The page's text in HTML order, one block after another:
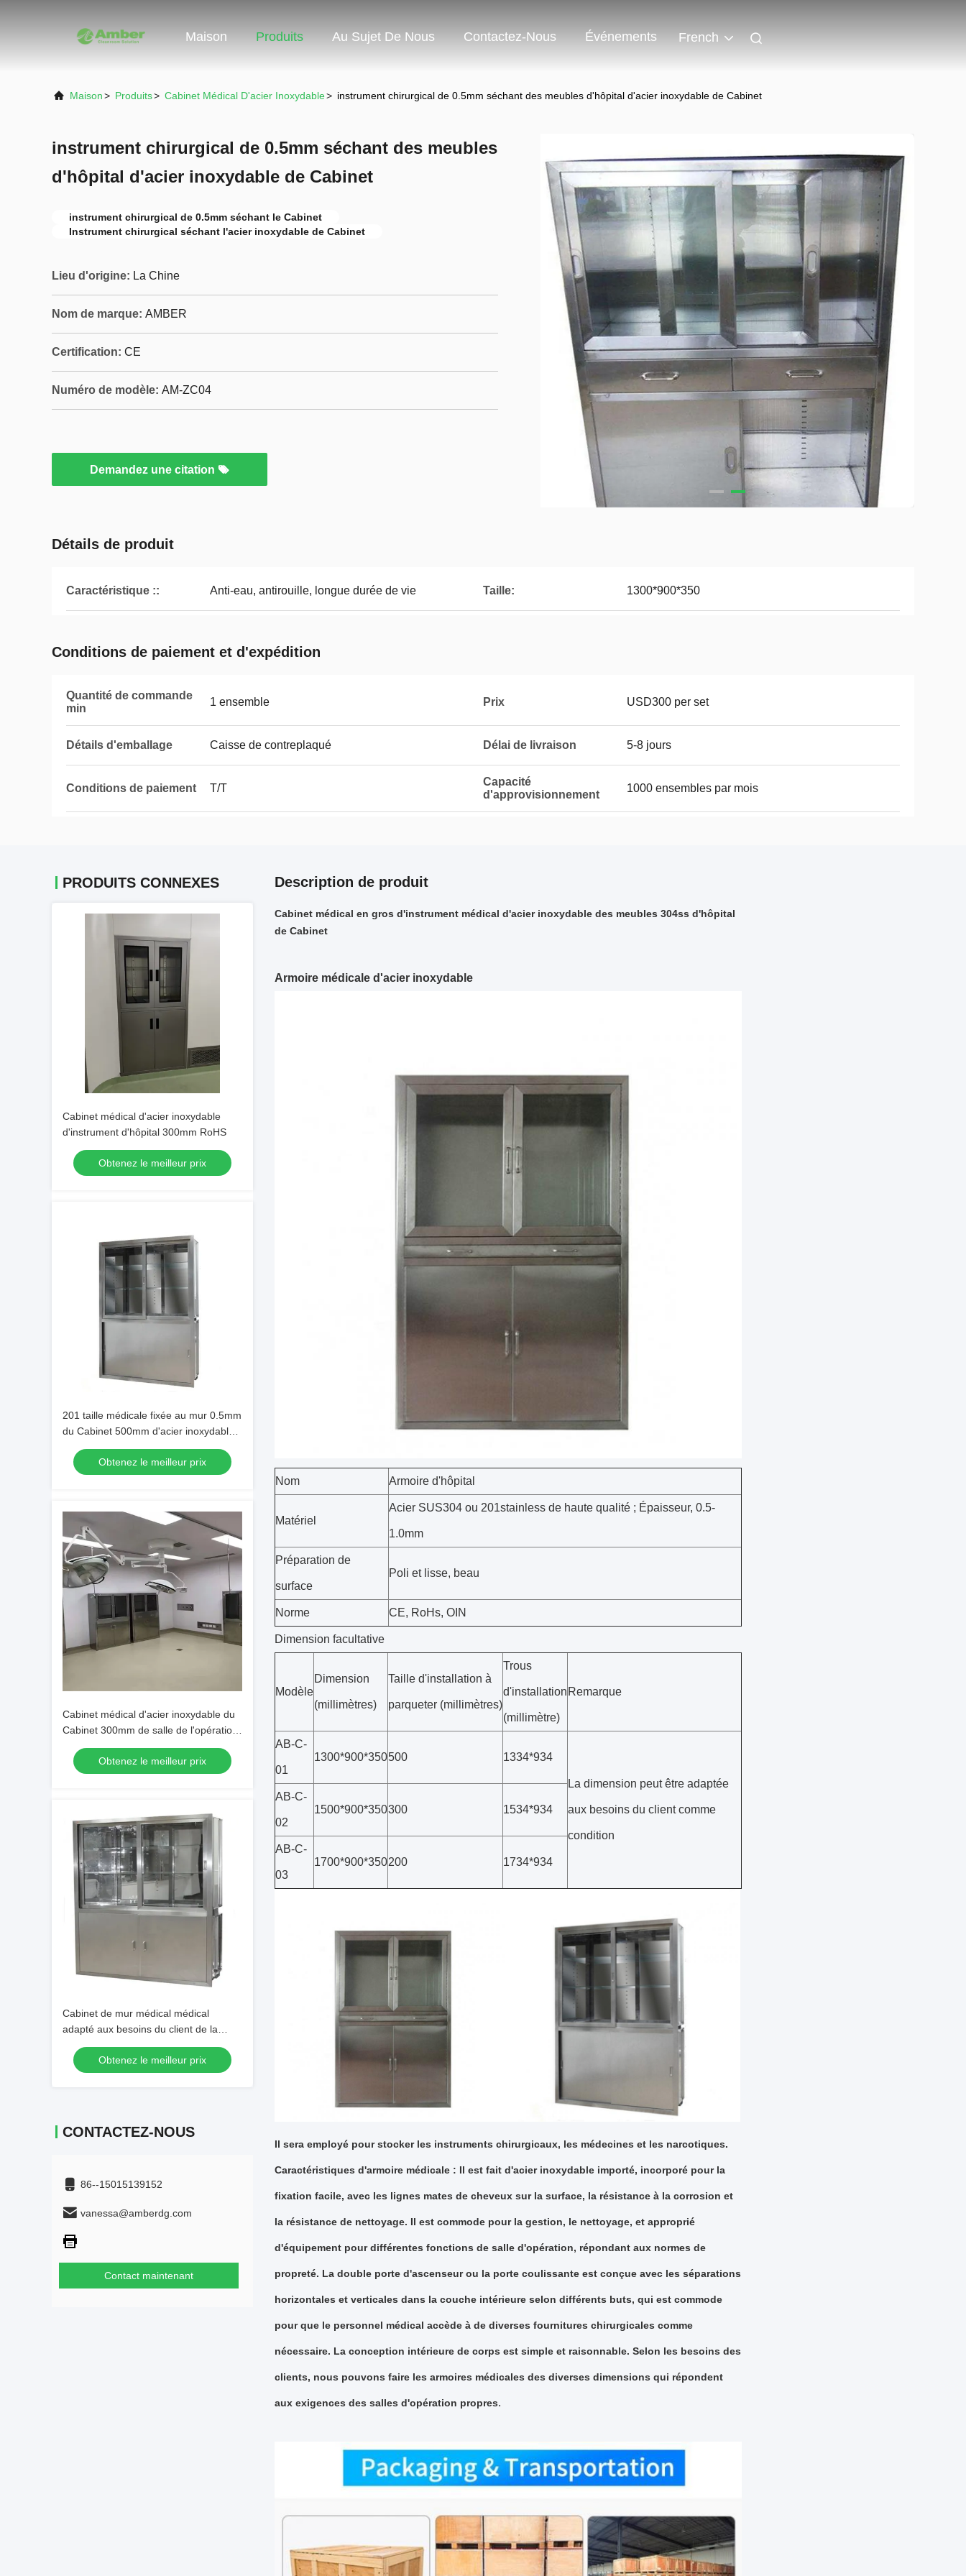
Maison Produits Au Sujet De Nous Contactez-Nous Événements French
Maison> Produits> Cabinet Médical D'acier Inoxydable> instrument chirurgical de 0.5mm séchant des meubles d'hôpital d'acier inoxydable de Cabinet
instrument chirurgical de 0.5mm séchant des meubles
d'hôpital d'acier inoxydable de Cabinet
instrument chirurgical de 0.5mm séchant le Cabinet
Instrument chirurgical séchant l'acier inoxydable de Cabinet
Lieu d'origine: La Chine
Nom de marque: AMBER
Certification: CE
Numéro de modèle: AM-ZC04
Demandez une citation
Détails de produit
Caractéristique :: Anti-eau, antirouille, longue durée de vie Taille: 1300*900*350
Conditions de paiement et d'expédition
Quantité de commande
min
1 ensemble Prix USD300 per set
Détails d'emballage Caisse de contreplaqué Délai de livraison 5-8 jours
Conditions de paiement T/T
Capacité
d'approvisionnement
1000 ensembles par mois
PRODUITS CONNEXES
Cabinet médical d'acier inoxydable
d'instrument d'hôpital 300mm RoHS
Obtenez le meilleur prix
201 taille médicale fixée au mur 0.5mm
du Cabinet 500mm d'acier inoxydable
épais
Obtenez le meilleur prix
Cabinet médical d'acier inoxydable du
Cabinet 300mm de salle de l'opération
SUS201 réglable
Obtenez le meilleur prix
Cabinet de mur médical médical
adapté aux besoins du client de la
preuve SUS304 de rouille de Cabinet
d'acier inoxydable
Obtenez le meilleur prix
CONTACTEZ-NOUS
86--15015139152
vanessa@amberdg.com
Contact maintenant
Description de produit
Cabinet médical en gros d'instrument médical d'acier inoxydable des meubles 304ss d'hôpital
de Cabinet
Armoire médicale d'acier inoxydable
Nom Armoire d'hôpital
Matériel
Acier SUS304 ou 201stainless de haute qualité ; Épaisseur, 0.5-
1.0mm
Préparation de
surface
Poli et lisse, beau
Norme CE, RoHs, OIN
Dimension facultative
Modèle
Dimension
(millimètres)
Taille d'installation à
parqueter (millimètres)
Trous
d'installation
(millimètre)
Remarque
AB-C-
01
1300*900*350500 1334*934
La dimension peut être adaptée
aux besoins du client comme
condition
AB-C-
02
1500*900*350300 1534*934
AB-C-
03
1700*900*350200 1734*934
Il sera employé pour stocker les instruments chirurgicaux, les médecines et les narcotiques.
Caractéristiques d'armoire médicale : Il est fait d'acier inoxydable importé, incorporé pour la
fixation facile, avec les lignes mates de cheveux sur la surface, la résistance à la corrosion et
la résistance de nettoyage. Il est commode pour la gestion, le nettoyage, et approprié
d'équipement pour différentes fonctions de salle d'opération, répondant aux normes de
propreté. La double porte d'ascenseur ou la porte coulissante est conçue avec les séparations
horizontales et verticales dans la couche intérieure selon différents buts, qui est commode
pour que le personnel médical accède à de diverses fournitures chirurgicales comme
nécessaire. La conception intérieure de corps est simple et raisonnable. Selon les besoins des
clients, nous pouvons faire les armoires médicales des diverses dimensions qui répondent
aux exigences des salles d'opération propres.